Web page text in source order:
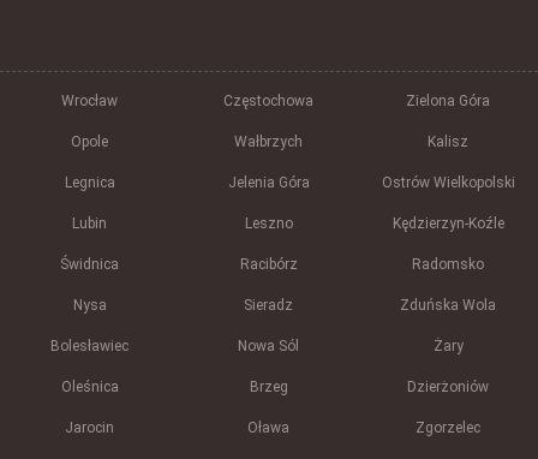
Wrocław Częstochowa Zielona Góra
Opole Wałbrzych Kalisz
Legnica Jelenia Góra Ostrów Wielkopolski
Lubin Leszno Kędzierzyn-Koźle
Świdnica Racibórz Radomsko
Nysa Sieradz Zduńska Wola
Bolesławiec Nowa Sól Żary
Oleśnica Brzeg Dzierżoniów
Jarocin Oława Zgorzelec